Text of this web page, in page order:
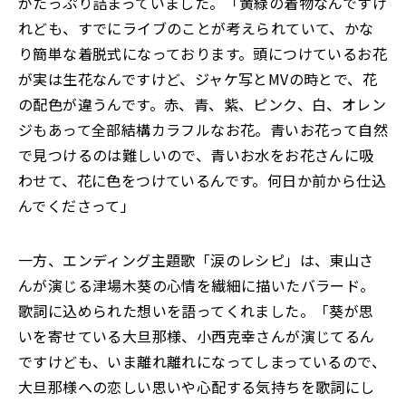
れども、すでにライブのことが考えられていて、かな
り簡単な着脱式になっております。頭につけているお花
が実は生花なんですけど、ジャケ写とMVの時とで、花
の配色が違うんです。赤、青、紫、ピンク、白、オレン
ジもあって全部結構カラフルなお花。青いお花って自然
で見つけるのは難しいので、青いお水をお花さんに吸
わせて、花に色をつけているんです。何日か前から仕込
んでくださって」
一方、エンディング主題歌「涙のレシピ」は、東山さ
んが演じる津場木葵の心情を繊細に描いたバラード。
歌詞に込められた想いを語ってくれました。「葵が思
いを寄せている大旦那様、小西克幸さんが演じてるん
ですけども、いま離れ離れになってしまっているので、
大旦那様への恋しい思いや心配する気持ちを歌詞にし